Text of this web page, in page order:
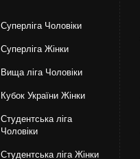
Суперліга Чоловіки
Суперліга Жінки
Вища лiга Чоловіки
Кубок України Жінки
Студентська ліга
Чоловiки
Студентська ліга Жінки